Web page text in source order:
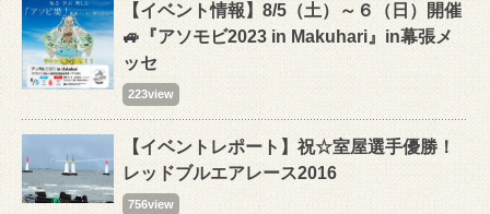
【イベント情報】8/5（土）～６（日）開催
🚙『アソモビ2023 in Makuhari』in幕張メ
ッセ
223view
【イベントレポート】祝☆室屋選手優勝！
レッドブルエアレース2016
756view